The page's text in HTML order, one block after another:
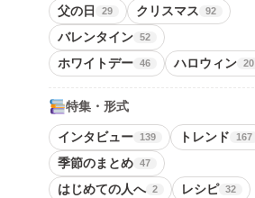
父の日 29 クリスマス 92
バレンタイン 52
ホワイトデー 46 ハロウィン 20
特集・形式
インタビュー 139 トレンド 167
季節のまとめ 47
はじめての人へ 2 レシピ 32